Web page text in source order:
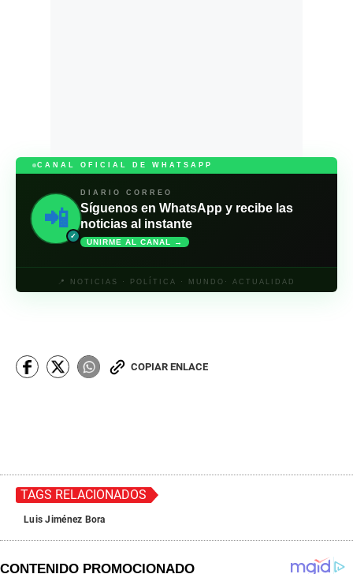
CANAL OFICIAL DE WHATSAPP
📲
✓
DIARIO CORREO
Síguenos en WhatsApp y recibe las
noticias al instante
UNIRME AL CANAL →
📍 NOTICIAS · POLÍTICA · MUNDO· ACTUALIDAD
COPIAR ENLACE
TAGS RELACIONADOS
Luis Jiménez Bora